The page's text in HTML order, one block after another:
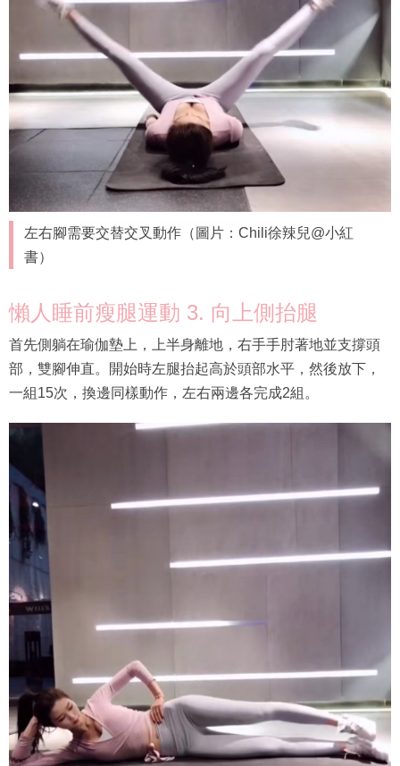
左右腳需要交替交叉動作（圖片：Chili徐辣兒@小紅
書）
懶人睡前瘦腿運動 3. 向上側抬腿
首先側躺在瑜伽墊上，上半身離地，右手手肘著地並支撐頭
部，雙腳伸直。開始時左腿抬起高於頭部水平，然後放下，
一組15次，換邊同樣動作，左右兩邊各完成2組。